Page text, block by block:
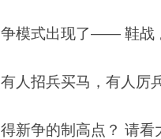
争模式出现了—— 鞋战
有人招兵买马，有人厉
得新争的制高点？ 请